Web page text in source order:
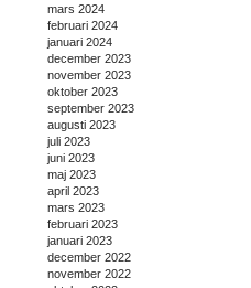
mars 2024
februari 2024
januari 2024
december 2023
november 2023
oktober 2023
september 2023
augusti 2023
juli 2023
juni 2023
maj 2023
april 2023
mars 2023
februari 2023
januari 2023
december 2022
november 2022